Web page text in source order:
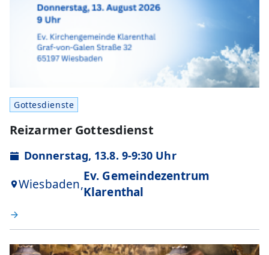
Gottesdienste
Reizarmer Gottesdienst
Donnerstag, 13.8. 9-9:30 Uhr
Wiesbaden,
Ev. Gemeindezentrum
Klarenthal